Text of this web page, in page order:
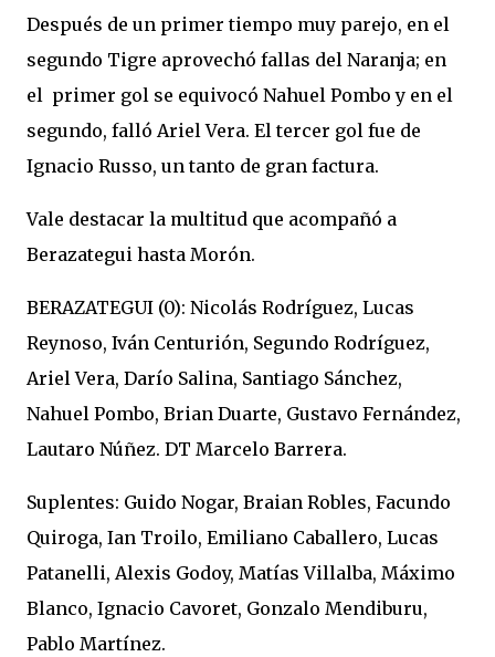
Después de un primer tiempo muy parejo, en el
segundo Tigre aprovechó fallas del Naranja; en
el primer gol se equivocó Nahuel Pombo y en el
segundo, falló Ariel Vera. El tercer gol fue de
Ignacio Russo, un tanto de gran factura.
Vale destacar la multitud que acompañó a
Berazategui hasta Morón.
BERAZATEGUI (0): Nicolás Rodríguez, Lucas
Reynoso, Iván Centurión, Segundo Rodríguez,
Ariel Vera, Darío Salina, Santiago Sánchez,
Nahuel Pombo, Brian Duarte, Gustavo Fernández,
Lautaro Núñez. DT Marcelo Barrera.
Suplentes: Guido Nogar, Braian Robles, Facundo
Quiroga, Ian Troilo, Emiliano Caballero, Lucas
Patanelli, Alexis Godoy, Matías Villalba, Máximo
Blanco, Ignacio Cavoret, Gonzalo Mendiburu,
Pablo Martínez.